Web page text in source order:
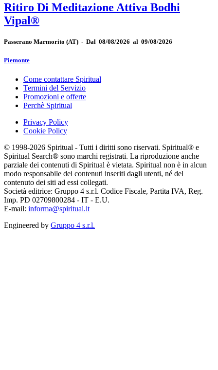
Ritiro Di Meditazione Attiva Bodhi
Vipal®
Passerano Marmorito (AT) - Dal 08/08/2026 al 09/08/2026
Piemonte
Come contattare Spiritual
Termini del Servizio
Promozioni e offerte
Perchè Spiritual
Privacy Policy
Cookie Policy
© 1998-2026 Spiritual - Tutti i diritti sono riservati. Spiritual® e
Spiritual Search® sono marchi registrati. La riproduzione anche
parziale dei contenuti di Spiritual è vietata. Spiritual non è in alcun
modo responsabile dei contenuti inseriti dagli utenti, né del
contenuto dei siti ad essi collegati.
Società editrice: Gruppo 4 s.r.l. Codice Fiscale, Partita IVA, Reg.
Imp. PD 02709800284 - IT - E.U.
E-mail: informa@spiritual.it
Engineered by Gruppo 4 s.r.l.